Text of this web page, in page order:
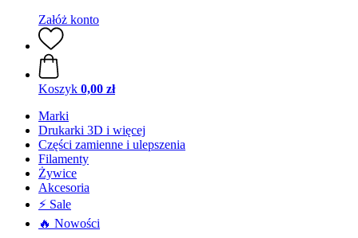
Załóż konto
Koszyk 0,00 zł
Marki
Drukarki 3D i więcej
Części zamienne i ulepszenia
Filamenty
Żywice
Akcesoria
⚡ Sale
🔥 Nowości